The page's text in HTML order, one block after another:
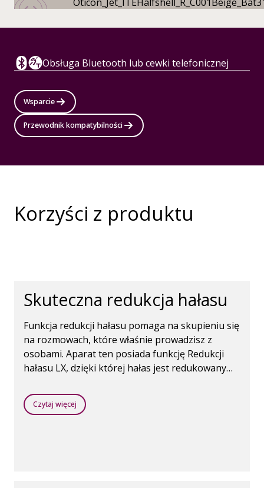
Obsługa Bluetooth lub cewki telefonicznej
Wsparcie
Przewodnik kompatybilności
Korzyści z produktu
Skuteczna redukcja hałasu
Funkcja redukcji hałasu pomaga na skupieniu się
na rozmowach, które właśnie prowadzisz z
osobami. Aparat ten posiada funkcję Redukcji
hałasu LX, dzięki której hałas jest redukowany
Czytaj więcej